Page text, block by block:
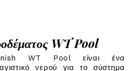
WT Pool
WT Pool είναι ένα
νερού για το σύστημα